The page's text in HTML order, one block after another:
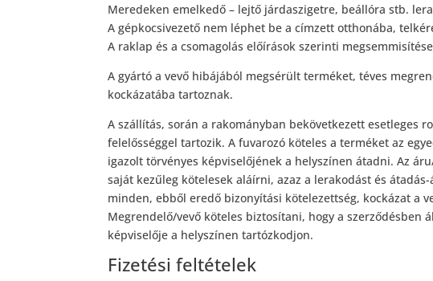
Meredeken emelkedő – lejtő járdaszigetre, beállóra stb.
A gépkocsivezető nem léphet be a címzett otthonába,
A raklap és a csomagolás előírások szerinti
A gyártó a vevő hibájából megsérült terméket, téves
kockázatába tartoznak.
A szállítás, során a rakományban bekövetkezett esetleges
felelősséggel tartozik. A fuvarozó köteles a terméket az
igazolt törvényes képviselőjének a helyszínen átadni. Az
saját kezűleg kötelesek aláírni, azaz a lerakodást és
minden, ebből eredő bizonyítási kötelezettség, kockázat a
Megrendelő/vevő köteles biztosítani, hogy a
képviselője a helyszínen tartózkodjon.
Fizetési feltételek